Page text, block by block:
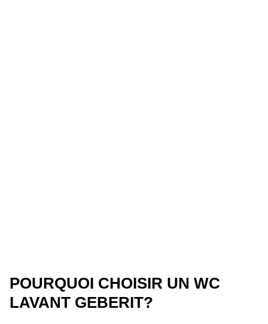
POURQUOI CHOISIR UN WC
LAVANT GEBERIT?